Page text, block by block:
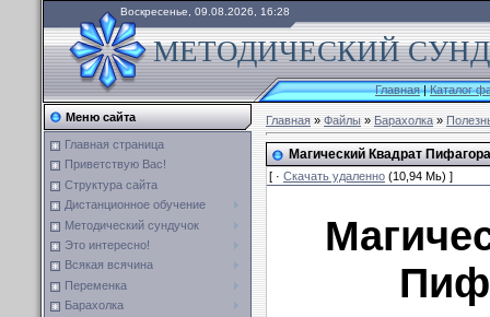
Воскресенье, 09.08.2026, 16:28
МЕТОДИЧЕСКИЙ
Главная|Каталог
Меню сайта
Главная страница
Приветствую Вас!
Структура сайта
Дистанционное обучение
Методический сундучок
Это интересно!
Всякая всячина
Переменка
Барахолка
Главная»Файлы»Барахолка»
Магический Квадрат
[ · Скачать удаленно (10,94 Мь) ]